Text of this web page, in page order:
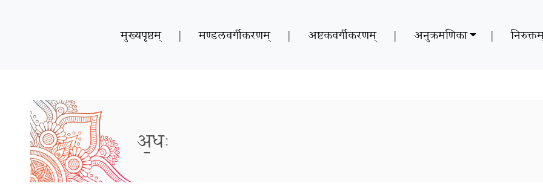
मुख्यपृष्ठम् | मण्डलवर्गीकरणम् | अष्टकवर्गीकरणम् | अनुक्रमणिका |
अ॒धः